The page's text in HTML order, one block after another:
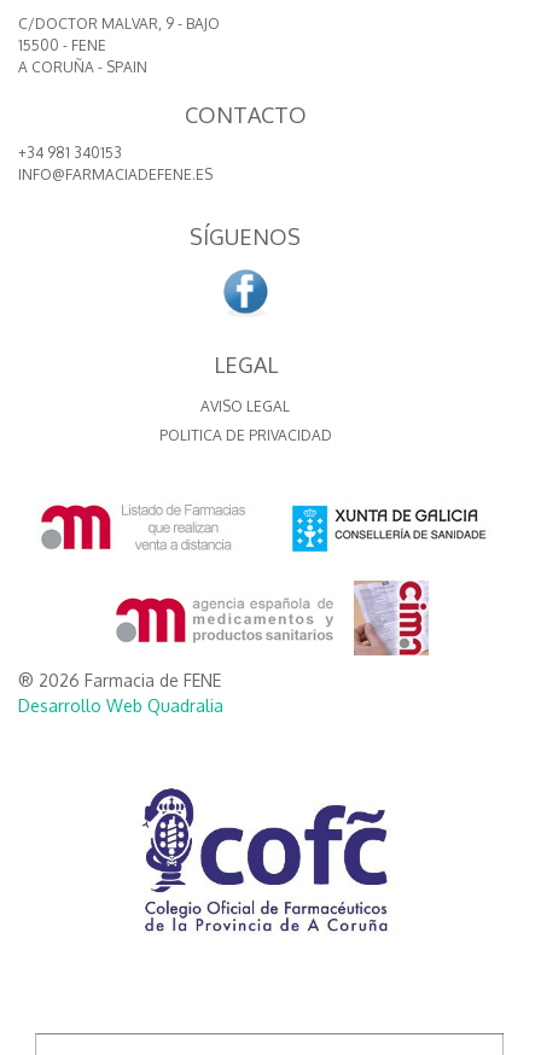
C/DOCTOR MALVAR, 9 - BAJO
15500 - FENE
A CORUÑA - SPAIN
CONTACTO
+34 981 340153
INFO@FARMACIADEFENE.ES
SÍGUENOS
LEGAL
AVISO LEGAL
POLITICA DE PRIVACIDAD
® 2026 Farmacia de FENE
Desarrollo Web Quadralia